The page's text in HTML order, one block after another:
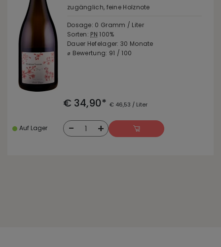
zugänglich, feine Holznote
Dosage: 0 Gramm / Liter
Sorten: PN 100%
Dauer Hefelager: 30 Monate
⌀ Bewertung: 91 / 100
€ 34,90* € 46,53 / Liter
Auf Lager - 1 +